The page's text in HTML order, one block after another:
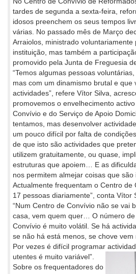
tardes de segunda a sexta-feira,
idosos preenchem os seus tempos
várias. No passado mês de Março
Arraiolos, ministrado voluntariamente
instituição, mas também a
promovido pela Junta de Freguesia
“Temos algumas pessoas
mas com um dinamismo brutal e que
actividades”, refere Vítor Silva,
promovemos o envelhecimento
Convívio e do Serviço de Apoio
tentamos, mas desenvolver
um pouco difícil por falta de
de que isto são actividades que
utilizem gratuitamente, ou quase,
estruturas que apoiem… E as
nos permitem almejar coisas que são
Actualmente frequentam o Centro de
17 pessoas diariamente”, conta Vítor
“Num Centro de Convívio não se vai
casa, vem quem quer… O número
Convívio é muito volátil. Se há
se não há está menos, se chove vem
Por vezes é difícil programar
utentes é muito variável”.
Sobre os frequentadores do